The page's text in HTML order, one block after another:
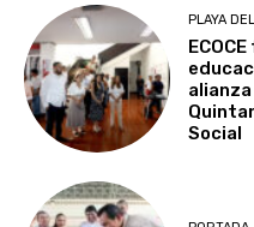
PLAYA
Social